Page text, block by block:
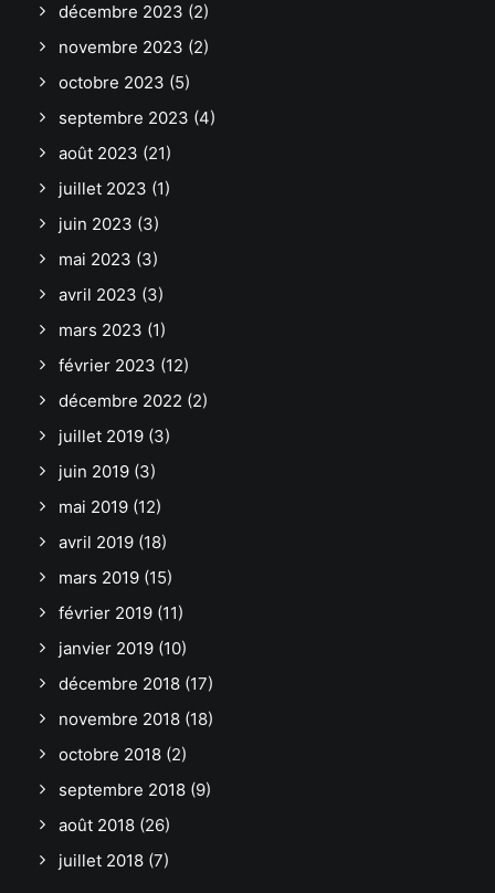
décembre 2023 (2)
novembre 2023 (2)
octobre 2023 (5)
septembre 2023 (4)
août 2023 (21)
juillet 2023 (1)
juin 2023 (3)
mai 2023 (3)
avril 2023 (3)
mars 2023 (1)
février 2023 (12)
décembre 2022 (2)
juillet 2019 (3)
juin 2019 (3)
mai 2019 (12)
avril 2019 (18)
mars 2019 (15)
février 2019 (11)
janvier 2019 (10)
décembre 2018 (17)
novembre 2018 (18)
octobre 2018 (2)
septembre 2018 (9)
août 2018 (26)
juillet 2018 (7)